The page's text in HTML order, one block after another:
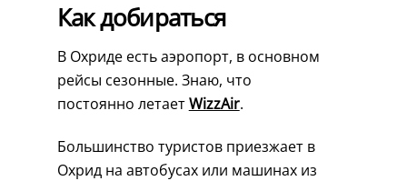
Как добираться
В Охриде есть аэропорт, в основном
рейсы сезонные. Знаю, что
постоянно летаетWizzAir.
Большинство туристов приезжает в
Охрид на автобусах или машинах из